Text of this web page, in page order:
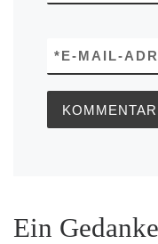
E-MAIL-
*
Ein